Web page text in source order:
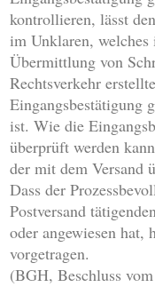
kontrollieren, lässt
im Unklaren,
Übermittlung von
Rechtsverkehr
Eingangsbestätigung
ist. Wie die
überprüft werden
der mit dem Versand
Dass der
Postversand
oder angewiesen
vorgetragen.
(BGH, Beschluss